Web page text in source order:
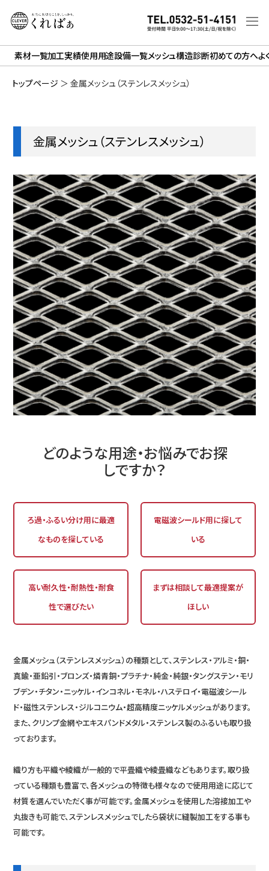
素材一覧加工実績使用用途設備一覧メッシュ構造診断初めての方へよ
トップページ ＞ 金属メッシュ（ステンレスメッシュ）
金属メッシュ（ステンレスメッシュ）
どのような用途・お悩みでお探
しですか？
ろ過・ふるい分け用に最適
なものを探している
電磁波シールド用に探して
いる
高い耐久性・耐熱性・耐食
性で選びたい
まずは相談して最適提案が
ほしい
金属メッシュ（ステンレスメッシュ）の種類として、ステンレス・アルミ・銅・
真鍮・亜鉛引・ブロンズ・燐青銅・プラチナ・純金・純銀・タングステン・モリ
ブデン・チタン・ニッケル・インコネル・モネル・ハステロイ・電磁波シール
ド・磁性ステンレス・ジルコニウム・超高精度ニッケルメッシュがあります。
また、クリンプ金網やエキスパンドメタル・ステンレス製のふるいも取り扱
っております。
織り方も平織や綾織が一般的で平畳織や綾畳織などもあります。取り扱
っている種類も豊富で、各メッシュの特徴も様々なので使用用途に応じて
材質を選んでいただく事が可能です。金属メッシュを使用した溶接加工や
丸抜きも可能で、ステンレスメッシュでしたら袋状に縫製加工をする事も
可能です。